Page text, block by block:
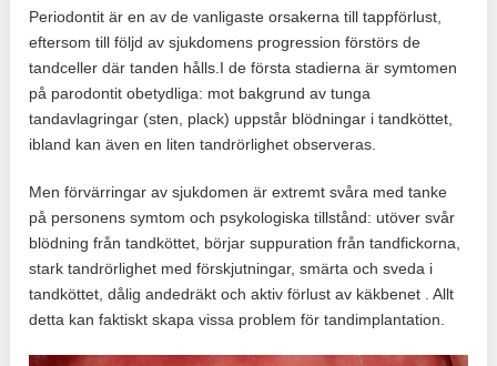
Periodontit är en av de vanligaste orsakerna till tappförlust,
eftersom till följd av sjukdomens progression förstörs de
tandceller där tanden hålls.I de första stadierna är symtomen
på parodontit obetydliga: mot bakgrund av tunga
tandavlagringar (sten, plack) uppstår blödningar i tandköttet,
ibland kan även en liten tandrörlighet observeras.
Men förvärringar av sjukdomen är extremt svåra med tanke
på personens symtom och psykologiska tillstånd: utöver svår
blödning från tandköttet, börjar suppuration från tandfickorna,
stark tandrörlighet med förskjutningar, smärta och sveda i
tandköttet, dålig andedräkt och aktiv förlust av käkbenet . Allt
detta kan faktiskt skapa vissa problem för tandimplantation.